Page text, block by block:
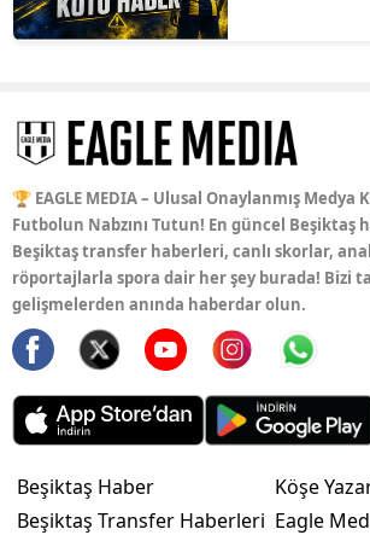
🏆 EAGLE MEDIA – Ulusal Onaylanmış Medya
Futbolun Nabzını Tutun! En güncel Beşiktaş
Beşiktaş transfer haberleri, canlı skorlar,
röportajlarla spora dair her şey burada! Bizi
gelişmelerden anında haberdar olun.
Beşiktaş Haber
Beşiktaş Transfer Haberleri
Köşe
Eagle